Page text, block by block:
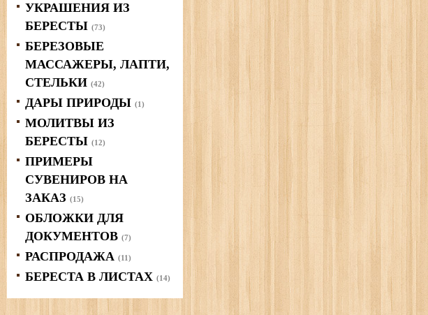
УКРАШЕНИЯ ИЗ
БЕРЕСТЫ (73)
БЕРЕЗОВЫЕ
МАССАЖЕРЫ, ЛАПТИ,
СТЕЛЬКИ (42)
ДАРЫ ПРИРОДЫ (1)
МОЛИТВЫ ИЗ
БЕРЕСТЫ (12)
ПРИМЕРЫ
СУВЕНИРОВ НА
ЗАКАЗ (15)
ОБЛОЖКИ ДЛЯ
ДОКУМЕНТОВ (7)
РАСПРОДАЖА (11)
БЕРЕСТА В ЛИСТАХ (14)